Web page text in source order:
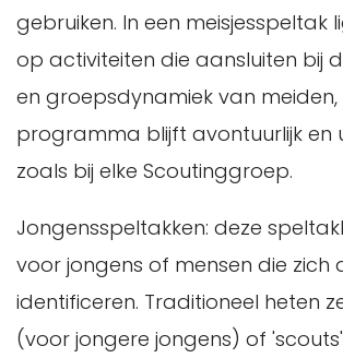
gebruiken. In een meisjesspeltak
op activiteiten die aansluiten bij
en groepsdynamiek van
programma blijft avontuurlijk en
zoals bij elke Scoutinggroep.
Jongensspeltakken: deze
voor jongens of mensen die zich
identificeren. Traditioneel heten
(voor jongere jongens) of